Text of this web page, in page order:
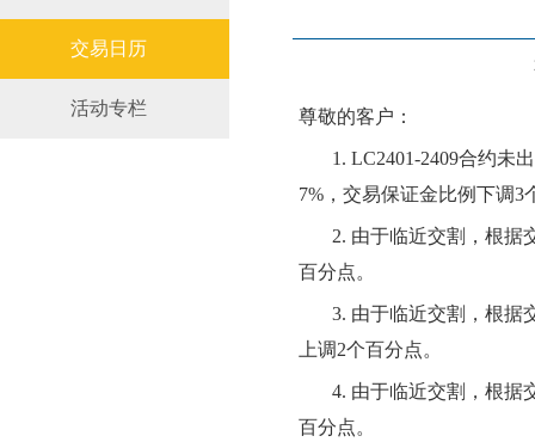
交易日历
活动专栏 尊敬的客户：
1. LC2401-2409合约未
7%，交易保证金比例下调3
2. 由于临近交割，根据
百分点。
3. 由于临近交割，根据
上调2个百分点。
4. 由于临近交割，根据
百分点。